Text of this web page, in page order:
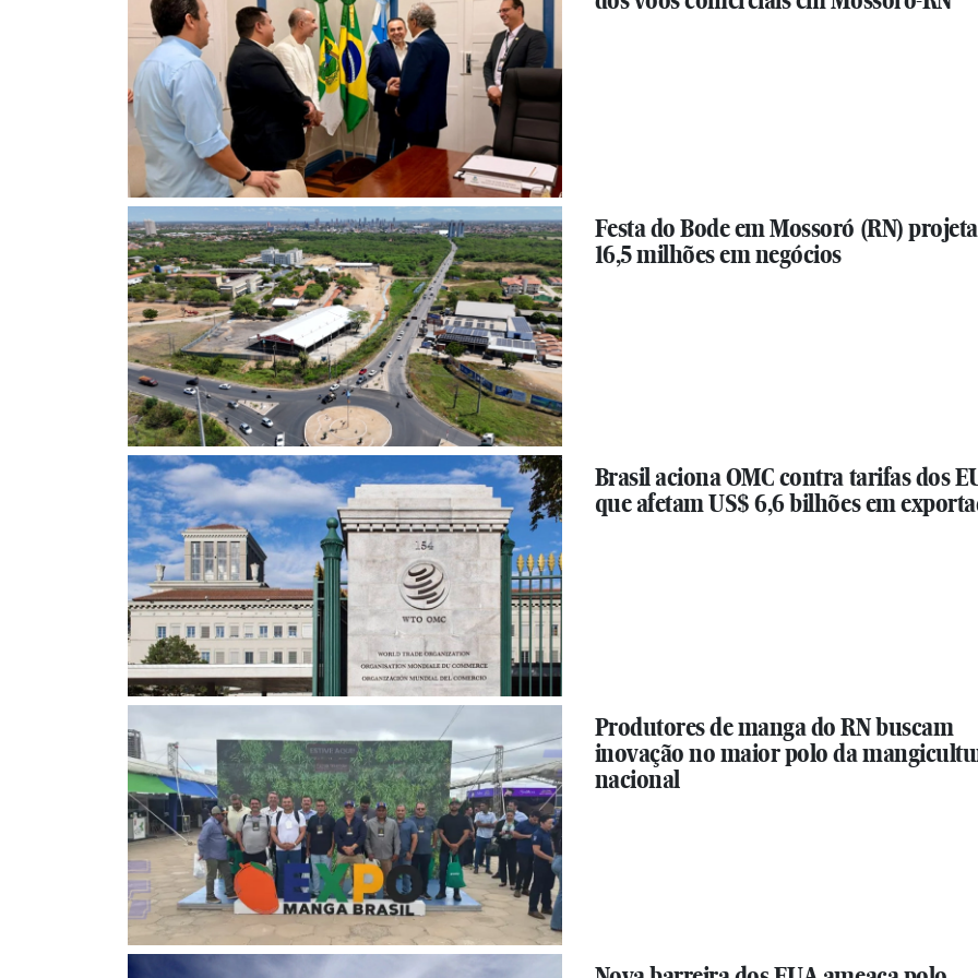
Festa do Bode em Mossoró (RN)
16,5 milhões em negócios
Brasil aciona OMC contra tarifas dos
que afetam US$ 6,6 bilhões em
Produtores de manga do RN buscam
inovação no maior polo da
nacional